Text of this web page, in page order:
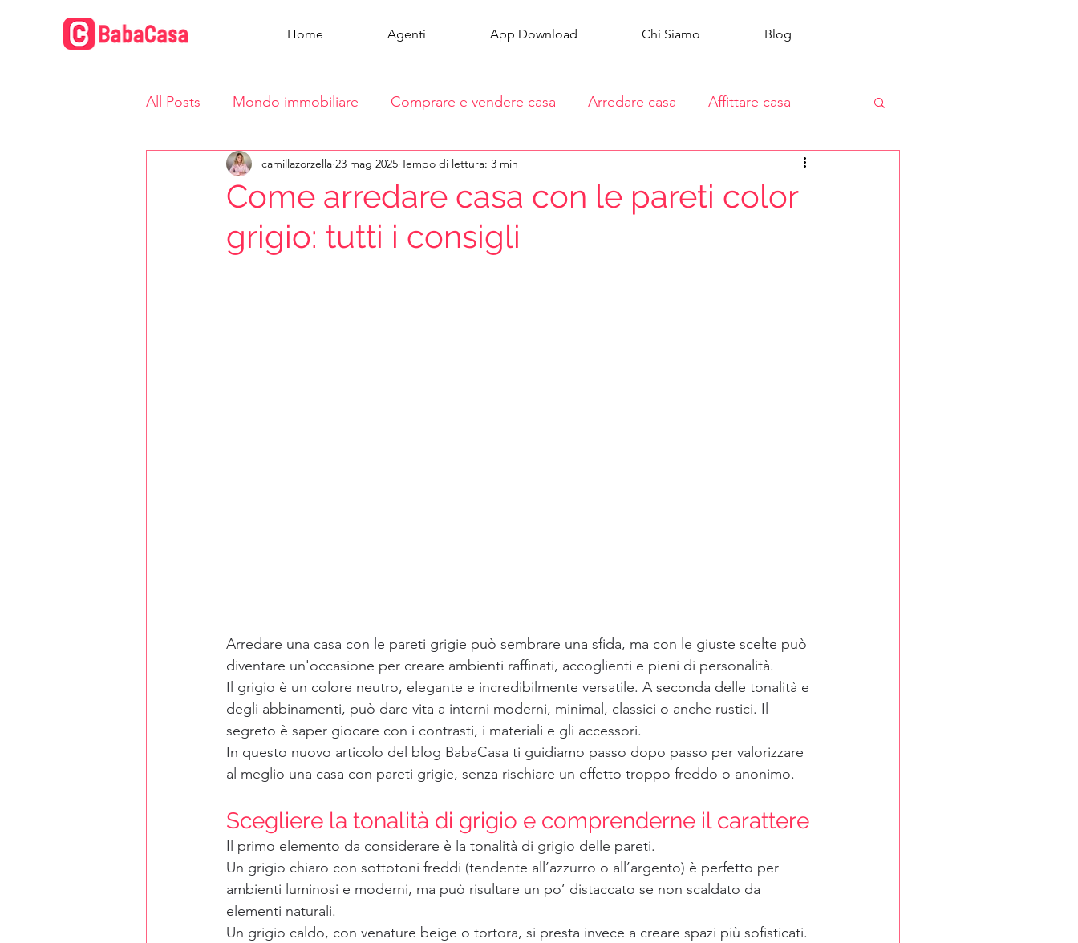
Home Agenti App Download Chi Siamo Blog
All Posts Mondo immobiliare Comprare e vendere casa Arredare casa Affittare casa
Vita in casa
Come arredare casa con le pareti color
grigio: tutti i consigli
camillazorzella 23 mag 2025 Tempo di lettura: 3 min
Arredare una casa con le pareti grigie può sembrare una sfida, ma con le giuste scelte può
diventare un'occasione per creare ambienti raffinati, accoglienti e pieni di personalità.
Il grigio è un colore neutro, elegante e incredibilmente versatile. A seconda delle tonalità e
degli abbinamenti, può dare vita a interni moderni, minimal, classici o anche rustici. Il
segreto è saper giocare con i contrasti, i materiali e gli accessori.
In questo nuovo articolo del blog BabaCasa ti guidiamo passo dopo passo per valorizzare
al meglio una casa con pareti grigie, senza rischiare un effetto troppo freddo o anonimo.
Scegliere la tonalità di grigio e comprenderne il carattere
Il primo elemento da considerare è la tonalità di grigio delle pareti.
Un grigio chiaro con sottotoni freddi (tendente all’azzurro o all’argento) è perfetto per
ambienti luminosi e moderni, ma può risultare un po’ distaccato se non scaldato da
elementi naturali.
Un grigio caldo, con venature beige o tortora, si presta invece a creare spazi più sofisticati.